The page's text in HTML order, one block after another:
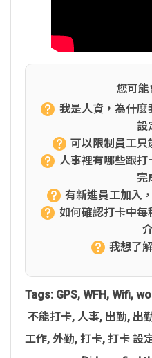
您可
我是人資，為什麼
設
可以限制員工只
人事裡有哪些跟
完
有新進員工加入
如何確認打卡中每
我想了
Tags: GPS, WFH , Wifi,
不能打卡, 人事, 出勤, 出
工作, 外勤, 打卡, 打卡 設